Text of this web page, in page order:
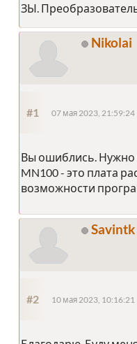
ЗЫ. Преобразователь
Nikolai
#1 07 мая 2023, 21:59:24
Вы ошиблись. Нужно
MN100 - это плата
возможности
Savintk
#2 10 мая 2023, 10:16:21